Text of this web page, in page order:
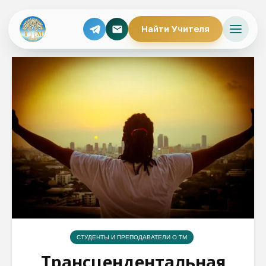
Найти Учителя
СТУДЕНТЫ И ПРЕПОДАВАТЕЛИ О ТМ